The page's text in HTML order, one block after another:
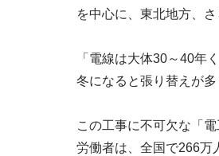
を中心に、東北地方、
「電線は大体30～40年
冬になると張り替えが
この工事に不可欠な「
労働者は、全国で266万